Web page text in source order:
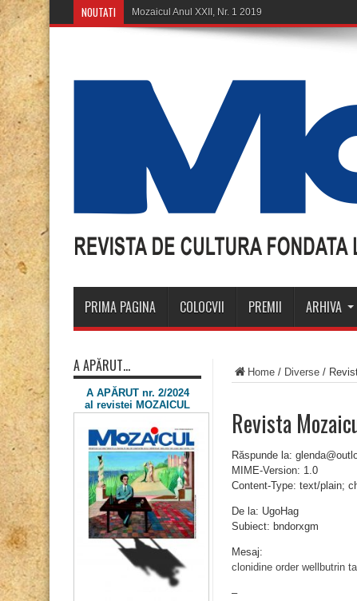
NOUTATI Mozaicul Anul XXII, Nr. 1 2019
PRIMA PAGINA COLOCVII PREMII ARHIVA
Home / Diverse /
Revista
Răspunde la:
MIME-Version: 1.0
Content-Type: text/plain;
De la: UgoHag
Subiect: bndorxgm
Mesaj:
clonidine order wellbutrin
–
A APĂRUT…
A APĂRUT nr. 2/2024
al revistei MOZAICUL